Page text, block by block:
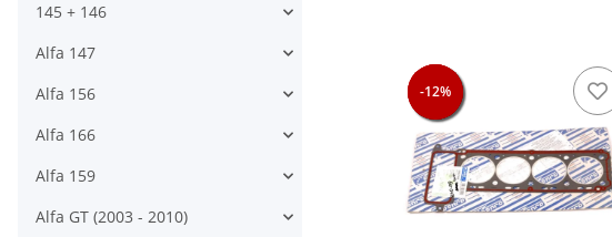
-12%
-12%
-12%
145 + 146
Alfa 147
Alfa 156
Alfa 166
Alfa 159
Alfa GT (2003 - 2010)